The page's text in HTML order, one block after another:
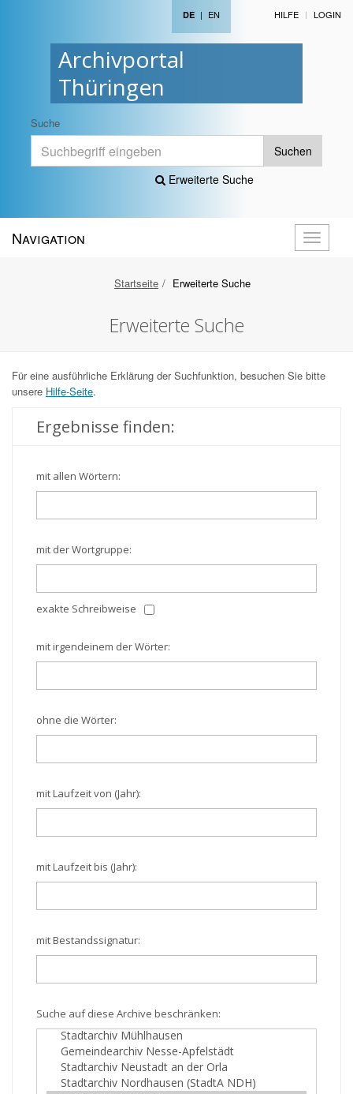
Archivportal
Thüringen
DE | EN HILFE LOGIN
Suche
Suchen
Erweiterte Suche
öffnen
Navigation
Startseite Erweiterte Suche
Erweiterte Suche
Für eine ausführliche Erklärung der Suchfunktion, besuchen Sie bitte
unsere Hilfe-Seite.
Ergebnisse finden:
mit allen Wörtern:
mit der Wortgruppe:
exakte Schreibweise
mit irgendeinem der Wörter:
ohne die Wörter:
mit Laufzeit von (Jahr):
mit Laufzeit bis (Jahr):
mit Bestandssignatur:
Suche auf diese Archive beschränken: